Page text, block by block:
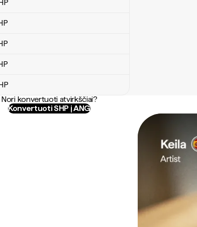
Nori konvertuoti atvirkščiai?
Konvertuoti SHP į ANG